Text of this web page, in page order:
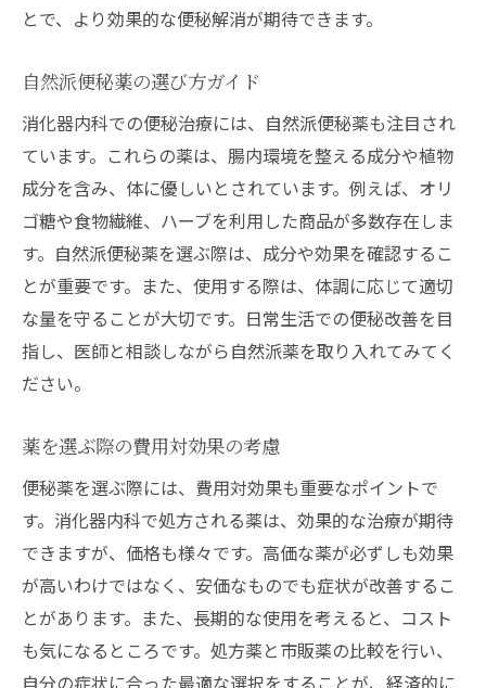
とで、より効果的な便秘解消が期待できます。
自然派便秘薬の選び方ガイド
消化器内科での便秘治療には、自然派便秘薬も注目され
ています。これらの薬は、腸内環境を整える成分や植物
成分を含み、体に優しいとされています。例えば、オリ
ゴ糖や食物繊維、ハーブを利用した商品が多数存在しま
す。自然派便秘薬を選ぶ際は、成分や効果を確認するこ
とが重要です。また、使用する際は、体調に応じて適切
な量を守ることが大切です。日常生活での便秘改善を目
指し、医師と相談しながら自然派薬を取り入れてみてく
ださい。
薬を選ぶ際の費用対効果の考慮
便秘薬を選ぶ際には、費用対効果も重要なポイントで
す。消化器内科で処方される薬は、効果的な治療が期待
できますが、価格も様々です。高価な薬が必ずしも効果
が高いわけではなく、安価なものでも症状が改善するこ
とがあります。また、長期的な使用を考えると、コスト
も気になるところです。処方薬と市販薬の比較を行い、
自分の症状に合った最適な選択をすることが、経済的に